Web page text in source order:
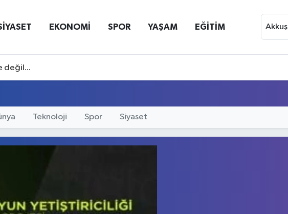
EKONOMİ SPOR YAŞAM EĞİTİM Akkuş
değil...
Teknoloji Spor Siyaset